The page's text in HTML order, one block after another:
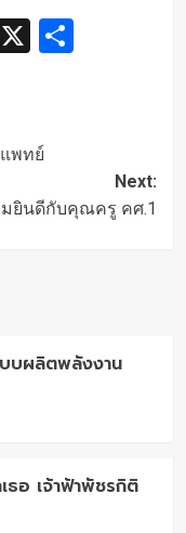
X Share
พทย์
Next:
ยินดีกับคุณครู คศ.1
บผลิตพลังงาน
ธอ เจ้าฟ้าพัชรกิติ